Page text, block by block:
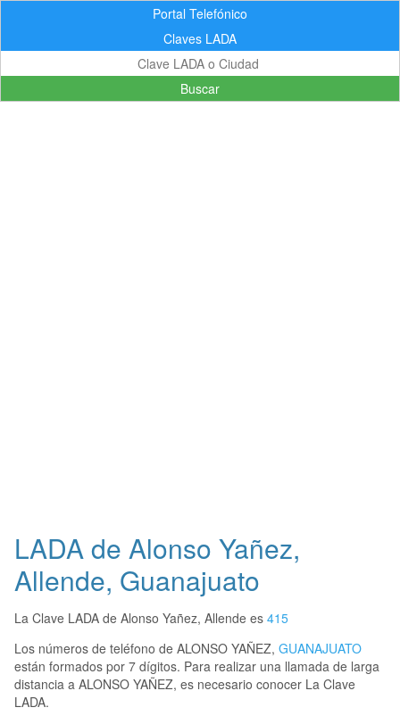
Portal Telefónico
Claves LADA
Buscar
LADA de Alonso Yañez,
Allende, Guanajuato
La Clave LADA de Alonso Yañez, Allende es 415
Los números de teléfono de ALONSO YAÑEZ, GUANAJUATO
están formados por 7 dígitos. Para realizar una llamada de larga
distancia a ALONSO YAÑEZ, es necesario conocer La Clave
LADA.